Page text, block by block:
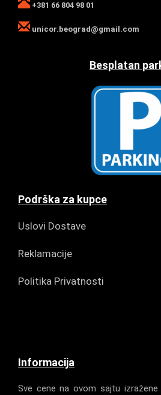
+381 66 804 98 01
unicor.beograd@gmail.com
Besplatan
Podrška za kupce
Uslovi Dostave
Reklamacije
Politika Privatnosti
Informacija
Sve cene na ovom sajtu izražene